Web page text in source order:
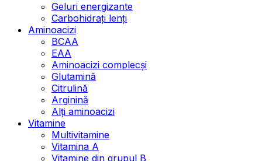
Geluri energizante
Carbohidrați lenți
Aminoacizi
BCAA
EAA
Aminoacizi complecși
Glutamină
Citrulină
Arginină
Alți aminoacizi
Vitamine
Multivitamine
Vitamina A
Vitamine din grupul B